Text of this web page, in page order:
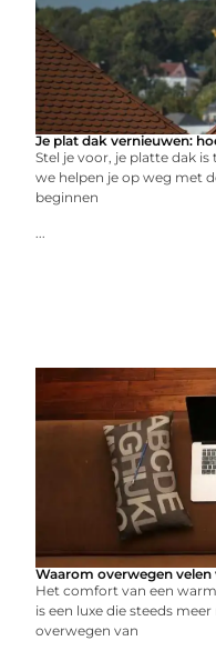
Je plat dak vernieuwen:
Stel je voor, je platte dak
we helpen je op weg met
beginnen
...
Waarom overwegen
Het comfort van een
is een luxe die steeds
overwegen van